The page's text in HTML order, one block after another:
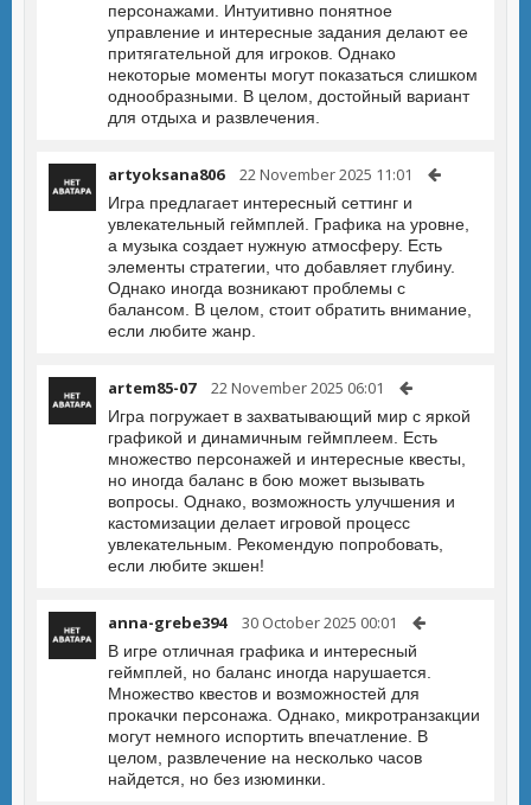
персонажами. Интуитивно понятное
управление и интересные задания делают ее
притягательной для игроков. Однако
некоторые моменты могут показаться слишком
однообразными. В целом, достойный вариант
для отдыха и развлечения.
artyoksana806 22 November 2025 11:01
Игра предлагает интересный сеттинг и
увлекательный геймплей. Графика на уровне,
а музыка создает нужную атмосферу. Есть
элементы стратегии, что добавляет глубину.
Однако иногда возникают проблемы с
балансом. В целом, стоит обратить внимание,
если любите жанр.
artem85-07 22 November 2025 06:01
Игра погружает в захватывающий мир с яркой
графикой и динамичным геймплеем. Есть
множество персонажей и интересные квесты,
но иногда баланс в бою может вызывать
вопросы. Однако, возможность улучшения и
кастомизации делает игровой процесс
увлекательным. Рекомендую попробовать,
если любите экшен!
anna-grebe394 30 October 2025 00:01
В игре отличная графика и интересный
геймплей, но баланс иногда нарушается.
Множество квестов и возможностей для
прокачки персонажа. Однако, микротранзакции
могут немного испортить впечатление. В
целом, развлечение на несколько часов
найдется, но без изюминки.